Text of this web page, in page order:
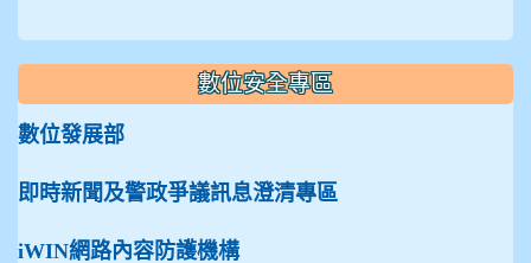
數位安全專區
數位發展部
即時新聞及警政爭議訊息澄清專區
iWIN網路內容防護機構